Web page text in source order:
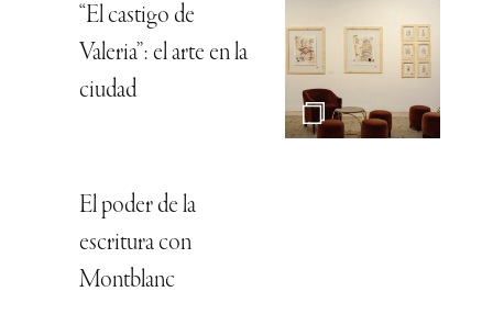
“El castigo de
Valeria”: el arte en la
ciudad
El poder de la
escritura con
Montblanc